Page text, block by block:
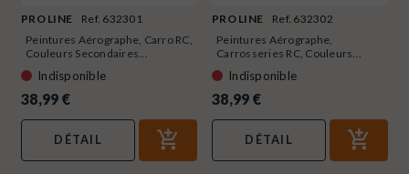
PRO LINE
Ref. 632301
Peintures Aérographe, Carro RC,
Couleurs Secondaires...
Indisponible
38,99 €
DÉTAIL
PRO LINE
Ref. 632302
Peintures Aérographe,
Carrosseries RC, Couleurs...
Indisponible
38,99 €
DÉTAIL